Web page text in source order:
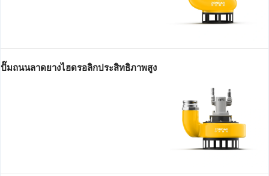
ปั๊มถนนลาดยางไฮดรอลิกประสิทธิภาพสูง